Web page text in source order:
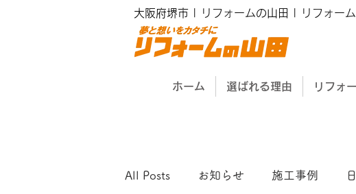
大阪府堺市 | リフォームの山田 | リフォー
ホーム 選ばれる理由 リフォ
All Posts お知らせ 施工事例